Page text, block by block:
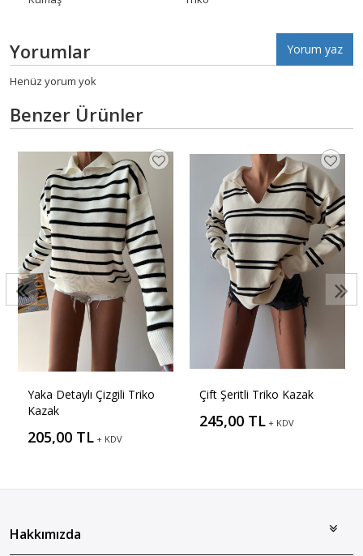
Yorumlar Yorum yaz
Henüz yorum yok
Benzer Ürünler
Yaka Detaylı Çizgili Triko
Kazak
205,00 TL + KDV
Çift Şeritli Triko Kazak
245,00 TL + KDV
Hakkımızda